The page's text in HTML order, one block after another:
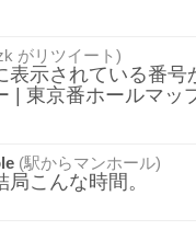
がリツイート)
表示されている番
| 東京番ホールマッ
(駅からマンホール)
こんな時間。